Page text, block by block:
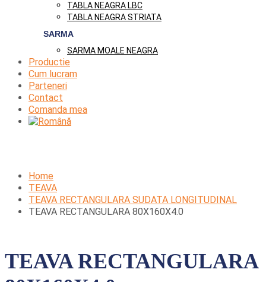
TABLA NEAGRA LBC
TABLA NEAGRA STRIATA
SARMA
SARMA MOALE NEAGRA
Productie
Cum lucram
Parteneri
Contact
Comanda mea
Home
TEAVA
TEAVA RECTANGULARA SUDATA LONGITUDINAL
TEAVA RECTANGULARA 80X160X4.0
TEAVA RECTANGULARA